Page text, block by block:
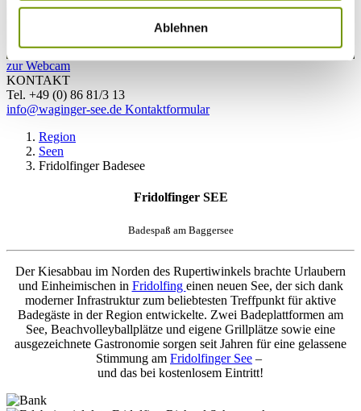
Ablehnen
zur Webcam
KONTAKT
Tel. +49 (0) 86 81/3 13
info@waginger-see.de Kontaktformular
Region
Seen
Fridolfinger Badesee
Fridolfinger SEE
Badespaß am Baggersee
Der Kiesabbau im Norden des Rupertiwinkels brachte Urlaubern
und Einheimischen in Fridolfing einen neuen See, der sich dank
moderner Infrastruktur zum beliebtesten Treffpunkt für aktive
Badegäste in der Region entwickelte. Zwei Badeplattformen am
See, Beachvolleyballplätze und eigene Grillplätze sowie eine
ausgezeichnete Gastronomie sorgen seit Jahren für eine gelassene
Stimmung am Fridolfinger See –
und das bei kostenlosem Eintritt!